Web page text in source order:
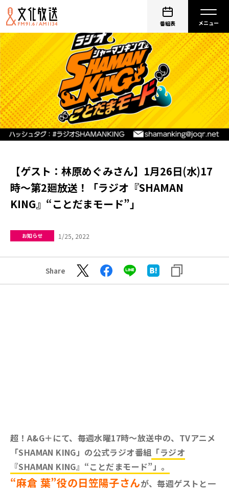
番組表
【ゲスト：林原めぐみさん】1月26日(水)17
時～第2廻放送！「ラジオ『SHAMAN
KING』“ことだまモード”」
お知らせ 1/25, 2022
Share
超！A&G＋にて、毎週水曜17時～放送中の、TVアニメ
「SHAMAN KING」の公式ラジオ番組 「ラジオ
『SHAMAN KING』“ことだまモード”」。
“麻倉 葉”役の日笠陽子さんが、毎週ゲストと一